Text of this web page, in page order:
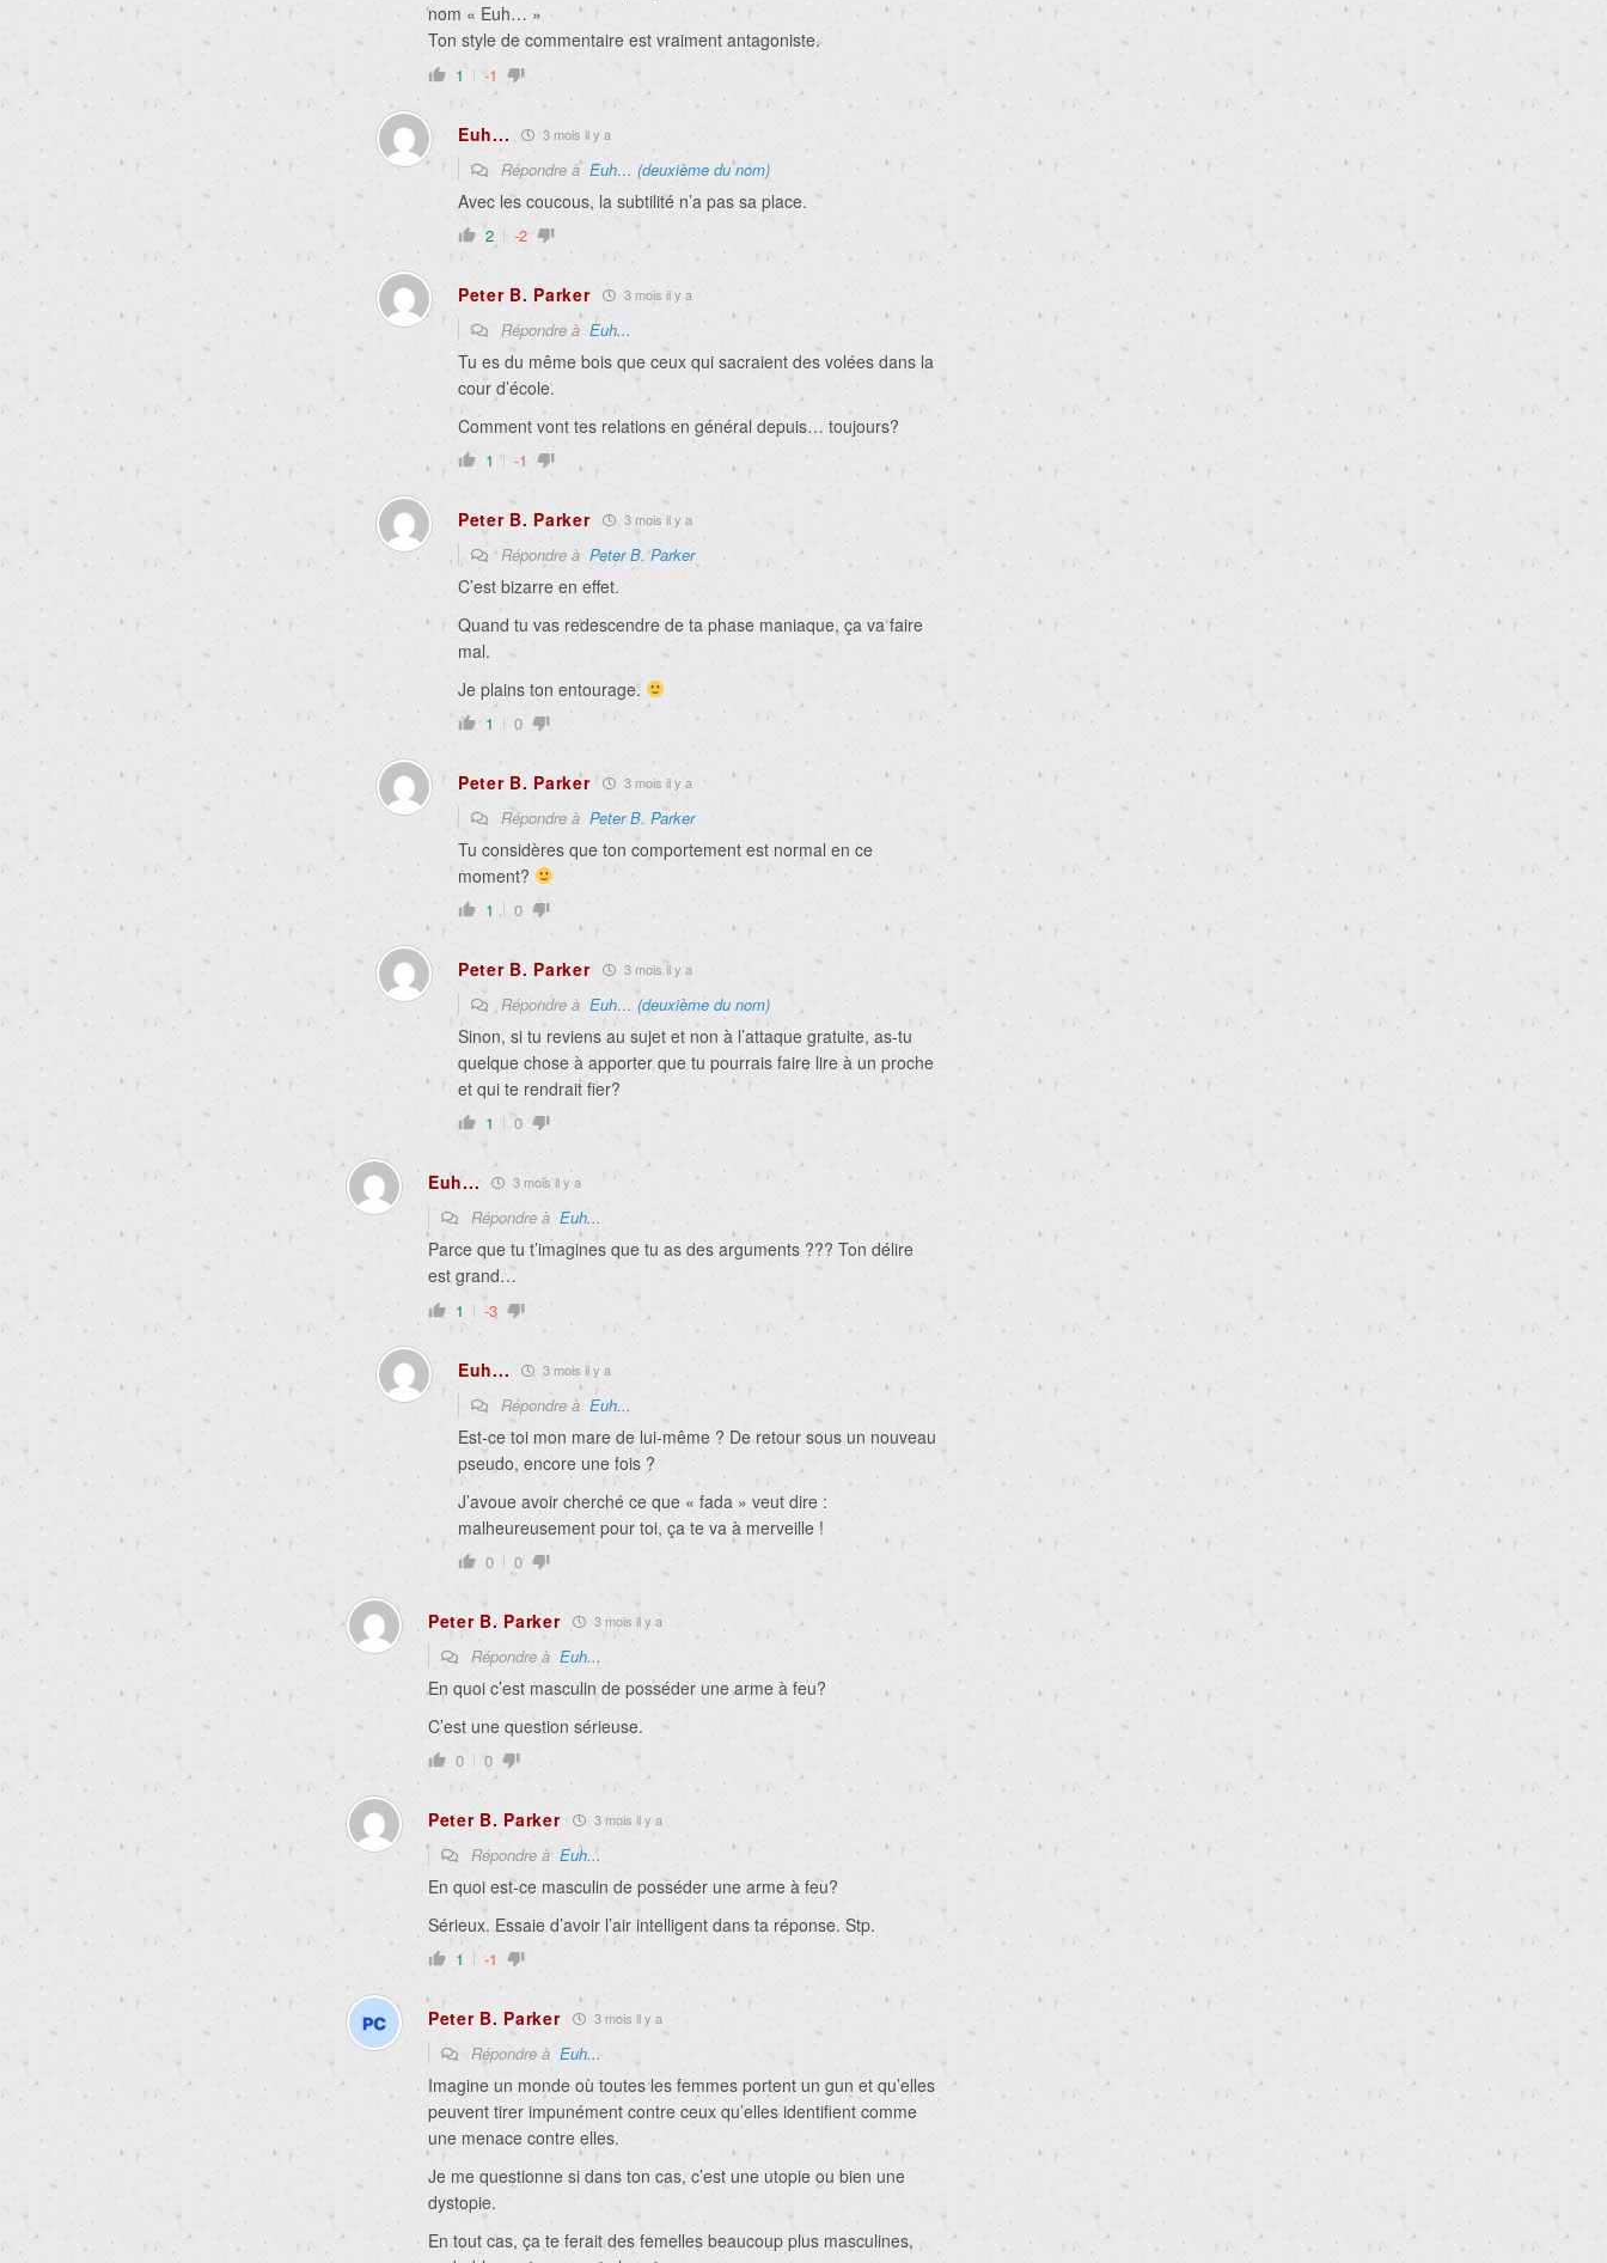
nom « Euh… »
Ton style de commentaire est vraiment antagoniste.
1 -1
Euh... 3 mois il y a
Répondre à Euh… (deuxième du nom)
Avec les coucous, la subtilité n’a pas sa place.
2 -2
Peter B. Parker 3 mois il y a
Répondre à Euh...
Tu es du même bois que ceux qui sacraient des volées dans la
cour d’école.
Comment vont tes relations en général depuis… toujours?
1 -1
Peter B. Parker 3 mois il y a
Répondre à Peter B. Parker
C’est bizarre en effet.
Quand tu vas redescendre de ta phase maniaque, ça va faire
mal.
Je plains ton entourage.
1 0
Peter B. Parker 3 mois il y a
Répondre à Peter B. Parker
Tu considères que ton comportement est normal en ce
moment?
1 0
Peter B. Parker 3 mois il y a
Répondre à Euh… (deuxième du nom)
Sinon, si tu reviens au sujet et non à l’attaque gratuite, as-tu
quelque chose à apporter que tu pourrais faire lire à un proche
et qui te rendrait fier?
1 0
Euh... 3 mois il y a
Répondre à Euh...
Parce que tu t’imagines que tu as des arguments ??? Ton délire
est grand…
1 -3
Euh... 3 mois il y a
Répondre à Euh...
Est-ce toi mon mare de lui-même ? De retour sous un nouveau
pseudo, encore une fois ?
J’avoue avoir cherché ce que « fada » veut dire :
malheureusement pour toi, ça te va à merveille !
0 0
Peter B. Parker 3 mois il y a
Répondre à Euh...
En quoi c’est masculin de posséder une arme à feu?
C’est une question sérieuse.
0 0
Peter B. Parker 3 mois il y a
Répondre à Euh...
En quoi est-ce masculin de posséder une arme à feu?
Sérieux. Essaie d’avoir l’air intelligent dans ta réponse. Stp.
1 -1
Peter B. Parker 3 mois il y a
Répondre à Euh...
Imagine un monde où toutes les femmes portent un gun et qu’elles
peuvent tirer impunément contre ceux qu’elles identifient comme
une menace contre elles.
Je me questionne si dans ton cas, c’est une utopie ou bien une
dystopie.
En tout cas, ça te ferait des femelles beaucoup plus masculines,